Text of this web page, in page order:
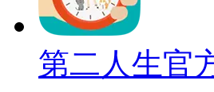
第二人生官